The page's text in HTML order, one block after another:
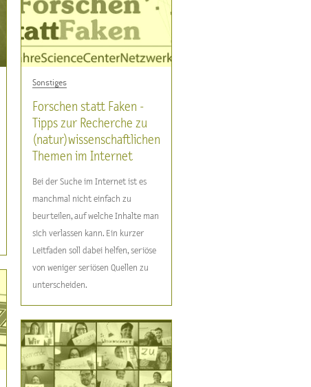
Sonstiges
Forschen statt Faken -
Tipps zur Recherche zu
(natur)wissenschaftlichen
Themen im Internet
Bei der Suche im Internet ist es
manchmal nicht einfach zu
beurteilen, auf welche Inhalte man
sich verlassen kann. Ein kurzer
Leitfaden soll dabei helfen, seriöse
von weniger seriösen Quellen zu
unterscheiden.